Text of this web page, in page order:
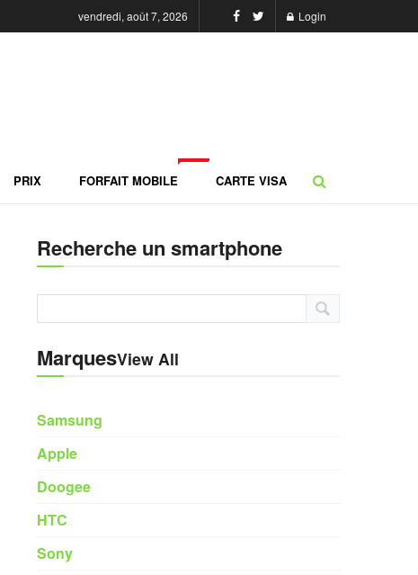
vendredi, août 7, 2026 Login
PRIX FORFAIT MOBILE CARTE VISA
Recherche un smartphone
MarquesView All
Samsung
Apple
Doogee
HTC
Sony